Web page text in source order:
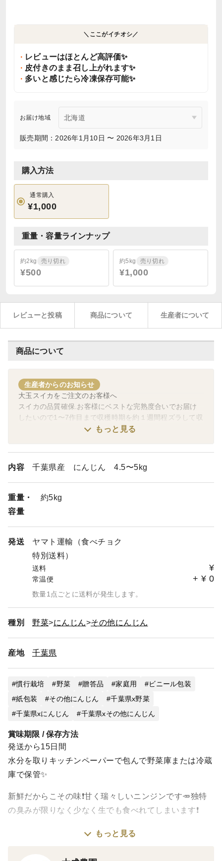
＼ここがイチオシ／
レビューはほとんど高評価✨
皮付きのまま召し上がれます✨
多いと感じたら冷凍保存可能✨
お届け地域
販売期間：2026年1月10日 〜 2026年3月1日
購入方法
通常購入
¥1,000
重量・容量ラインナップ
約2kg 売り切れ
¥500
約5kg 売り切れ
¥1,000
レビューと投稿 商品について 生産者について
商品について
生産者からのお知らせ
大玉スイカをご注文のお客様へ
スイカの品質確保.お客様にベストな完熟度合いでお届け
したいので1〜7作目まで収穫時期を約１週間程ズラして収
穫していますのでタイミングによっては6〜15日ほど待た
す。
ご理解の程よろしくお願い致します。
またコンビニ払いをご選択のお客様へはクレジット払いの
す。
※当園全ての商品が日にち指定不可となります。
特記事項にご希望の日付などご記入頂いた場合、キャンセ
ルとなりますのでご注意下さい。
もっと見る
内容 千葉県産 にんじん 4.5〜5kg
重量・
容量
約5kg
発送
ヤマト運輸（食べチョク
特別送料）
送料 ¥
常温便 + ¥ 0
数量1点ごとに送料が発生します。
種別 野菜 にんじん その他にんじん
産地 千葉県
慣行栽培 野菜 贈答品 家庭用
ビニール包装
紙包装
その他にんじん
千葉県x野菜
千葉県xにんじん
千葉県xその他にんじん
賞味期限 / 保存方法
発送から15日間
水分を取りキッチンペーパーで包んで野菜庫または冷蔵
庫で保管✨
新鮮だからこその味❗️甘く瑞々しいニンジンです🥕独特
の臭みが限りなく少なく生でも食べれてしまいます❗️
もっと見る